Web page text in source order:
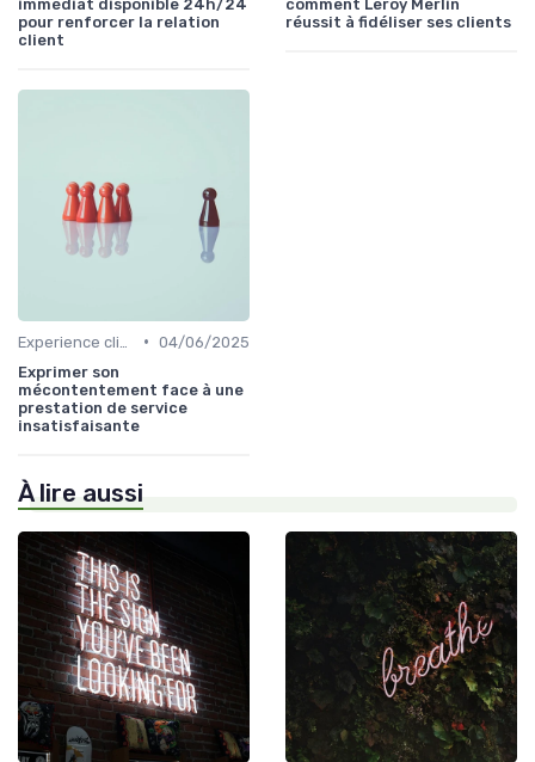
immédiat disponible 24h/24
pour renforcer la relation
client
comment Leroy Merlin
réussit à fidéliser ses clients
• 04/06/2025
Exprimer son
mécontentement face à une
prestation de service
insatisfaisante
À lire aussi